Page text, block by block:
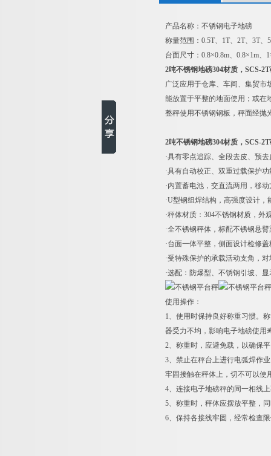
产品名称：不锈钢电子地磅
称量范围：0.5T、1T、2T、3T、
台面尺寸：0.8×0.8m、0.8×1m、
2吨不锈钢地磅304材质，SCS-
广泛应用于仓库、车间、集贸市
能放置于平整的地面使用；或在
整秤使用不锈钢钢板，秤面经抛
2吨不锈钢地磅304材质，SCS-
·具有零点追踪、全段去皮、预
·具有自动校正、双重过载保护功
·内置蓄电池，交直流两用，移
·U型钢组焊结构，高强度设计，
·秤体材质：304不锈钢材质，
·全不锈钢秤体，标配不锈钢悬
·台面一体平整，侧面设计检修
·受特殊保护的承载活动支角，
·选配：防爆型、不锈钢引坡、
使用操作：
1、使用时保持良好称重习惯。
器受力不均，影响电子地磅使用
2、称重时，应避免载，以确保
3、禁止在秤台上进行电弧焊作
牢固接触在秤体上，切不可以使
4、连接电子地磅秤的同一相线
5、称重时，秤体应摆放平整，
6、保持各接线牢固，经常检查